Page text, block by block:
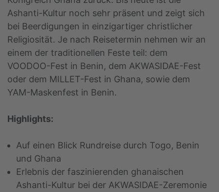
Ashanti-Kultur noch sehr präsent und zeigt sich
bei Beerdigungen in einzigartiger christlicher
Religiosität. Je nach Reisetermin nehmen wir an
einem der traditionellen Feste teil: dem
VOODOO-Fest in Benin, dem AKWASIDAE-Fest
oder dem MILLET-Fest in Ghana, sowie dem
YAM-Maskenfest in Benin.
Highlights:
Auf einen Blick Rundreise durch Togo, Benin
und Ghana
Erlebnis der faszinierenden ghanaischen
Ashanti-Kultur bei der AKWASIDAE-Zeremonie